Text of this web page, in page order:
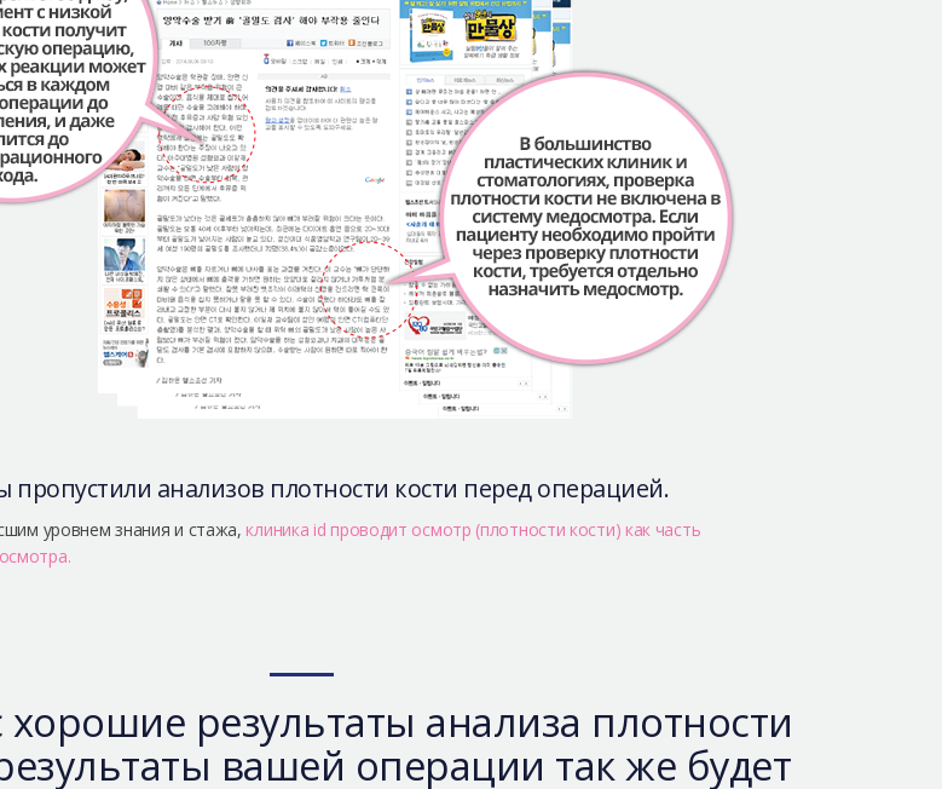
анализов плотности кости перед операцией.
уровнем знания и стажа, клиника id проводит осмотр (плотности кости) как часть
хорошие результаты анализа плотности
вашей операции так же будет